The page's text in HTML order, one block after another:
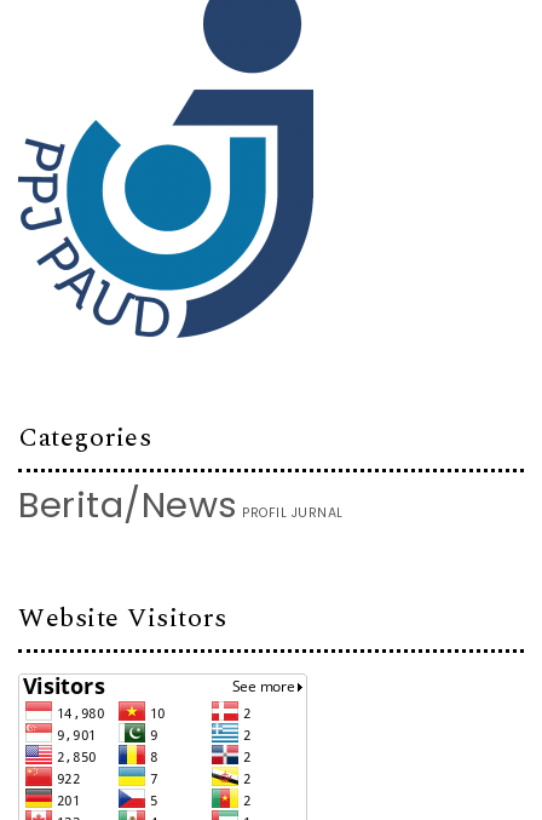
Categories
Berita/News PROFIL JURNAL
Website Visitors